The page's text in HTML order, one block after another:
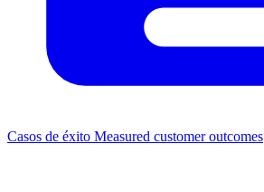
Casos de éxito Measured customer outcomes